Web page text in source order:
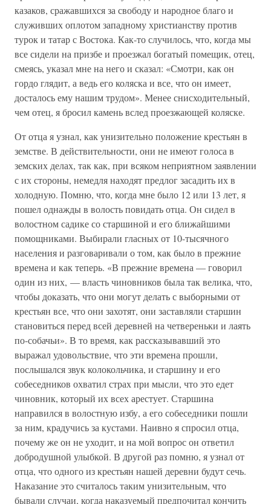
казаков, сражавшихся за свободу и народное благо и
служивших оплотом западному христианству против
турок и татар с Востока. Как-то случилось, что, когда мы
все сидели на призбе и проезжал богатый помещик, отец,
смеясь, указал мне на него и сказал: «Смотри, как он
гордо глядит, а ведь его коляска и все, что он имеет,
досталось ему нашим трудом». Менее снисходительный,
чем отец, я бросил камень вслед проезжающей коляске.
От отца я узнал, как унизительно положение крестьян в
земстве. В действительности, они не имеют голоса в
земских делах, так как, при всяком неприятном заявлении
с их стороны, немедля находят предлог засадить их в
холодную. Помню, что, когда мне было 12 или 13 лет, я
пошел однажды в волость повидать отца. Он сидел в
волостном садике со старшиной и его ближайшими
помощниками. Выбирали гласных от 10-тысячного
населения и разговаривали о том, как было в прежние
времена и как теперь. «В прежние времена — говорил
один из них, — власть чиновников была так велика, что,
чтобы доказать, что они могут делать с выборными от
крестьян все, что они захотят, они заставляли старшин
становиться перед всей деревней на четвереньки и лаять
по-собачьи». В то время, как рассказывавший это
выражал удовольствие, что эти времена прошли,
послышался звук колокольчика, и старшину и его
собеседников охватил страх при мысли, что это едет
чиновник, который их всех арестует. Старшина
направился в волостную избу, а его собеседники пошли
за ним, крадучись за кустами. Наивно я спросил отца,
почему же он не уходит, и на мой вопрос он ответил
добродушной улыбкой. В другой раз помню, я узнал от
отца, что одного из крестьян нашей деревни будут сечь.
Наказание это считалось таким унизительным, что
бывали случаи, когда наказуемый предпочитал кончить